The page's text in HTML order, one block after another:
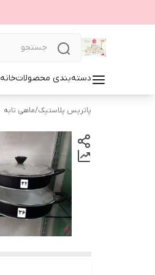
دسته‌بندی محصولاتخانه
پاتریس پلاستیک/ماهی تابه